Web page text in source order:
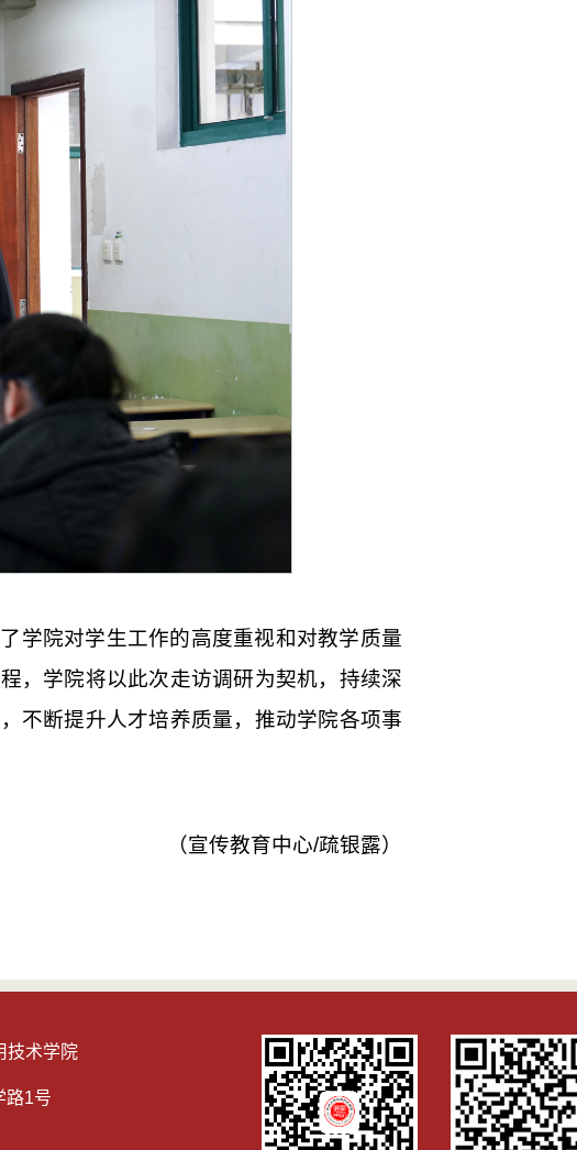
学院对学生工作的高度重视和对教学质量
，学院将以此次走访调研为契机，持续深
不断提升人才培养质量，推动学院各项事
（宣传教育中心/疏银露）
技术学院
路1号